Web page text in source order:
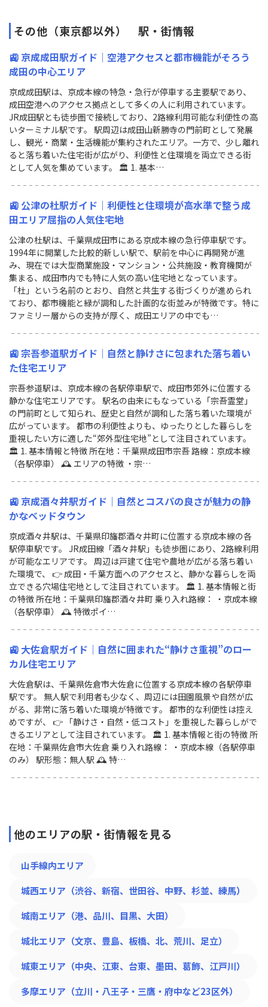
その他（東京都以外） 駅・街情報
🚉 京成成田駅ガイド｜空港アクセスと都市機能がそろう
成田の中心エリア
京成成田駅は、京成本線の特急・急行が停車する主要駅であり、
成田空港へのアクセス拠点として多くの人に利用されています。
JR成田駅とも徒歩圏で接続しており、2路線利用可能な利便性の高
いターミナル駅です。 駅周辺は成田山新勝寺の門前町として発展
し、観光・商業・生活機能が集約されたエリア。一方で、少し離れ
ると落ち着いた住宅街が広がり、利便性と住環境を両立できる街
として人気を集めています。 🏛 1. 基本…
🚉 公津の杜駅ガイド｜利便性と住環境が高水準で整う成
田エリア屈指の人気住宅地
公津の杜駅は、千葉県成田市にある京成本線の急行停車駅です。
1994年に開業した比較的新しい駅で、駅前を中心に再開発が進
み、現在では大型商業施設・マンション・公共施設・教育機関が
集まる、成田市内でも特に人気の高い住宅地となっています。
「杜」という名前のとおり、自然と共生する街づくりが進められ
ており、都市機能と緑が調和した計画的な街並みが特徴です。特に
ファミリー層からの支持が厚く、成田エリアの中でも…
🚉 宗吾参道駅ガイド｜自然と静けさに包まれた落ち着い
た住宅エリア
宗吾参道駅は、京成本線の各駅停車駅で、成田市郊外に位置する
静かな住宅エリアです。 駅名の由来にもなっている「宗吾霊堂」
の門前町として知られ、歴史と自然が調和した落ち着いた環境が
広がっています。 都市の利便性よりも、ゆったりとした暮らしを
重視したい方に適した“郊外型住宅地”として注目されています。
🏛 1. 基本情報と特徴 所在地：千葉県成田市宗吾 路線：京成本線
（各駅停車） 🕰 エリアの特徴 ・宗…
🚉 京成酒々井駅ガイド｜自然とコスパの良さが魅力の静
かなベッドタウン
京成酒々井駅は、千葉県印旛郡酒々井町に位置する京成本線の各
駅停車駅です。 JR成田線「酒々井駅」も徒歩圏にあり、2路線利用
が可能なエリアです。 周辺は戸建て住宅や農地が広がる落ち着い
た環境で、 👉 成田・千葉方面へのアクセスと、静かな暮らしを両
立できる穴場住宅地として注目されています。 🏛 1. 基本情報と街
の特徴 所在地：千葉県印旛郡酒々井町 乗り入れ路線： ・京成本線
（各駅停車） 🕰 特徴ポイ…
🚉 大佐倉駅ガイド｜自然に囲まれた“静けさ重視”のロー
カル住宅エリア
大佐倉駅は、千葉県佐倉市大佐倉に位置する京成本線の各駅停車
駅です。 無人駅で利用者も少なく、周辺には田園風景や自然が広
がる、非常に落ち着いた環境が特徴です。 都市的な利便性は控え
めですが、 👉 「静けさ・自然・低コスト」を重視した暮らしがで
きるエリアとして注目されています。 🏛 1. 基本情報と街の特徴 所
在地：千葉県佐倉市大佐倉 乗り入れ路線： ・京成本線（各駅停車
のみ） 駅形態：無人駅 🕰 特…
他のエリアの駅・街情報を見る
山手線内エリア
城西エリア（渋谷、新宿、世田谷、中野、杉並、練馬）
城南エリア（港、品川、目黒、大田）
城北エリア（文京、豊島、板橋、北、荒川、足立）
城東エリア（中央、江東、台東、墨田、葛飾、江戸川）
多摩エリア（立川・八王子・三鷹・府中など23区外）